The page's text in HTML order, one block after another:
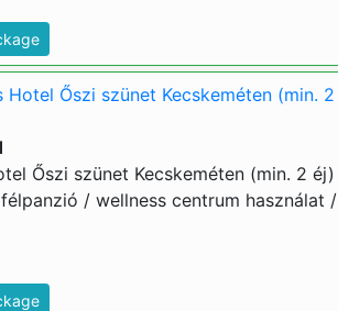
Őszi szünet Kecskeméten (min. 2
Őszi szünet Kecskeméten (min. 2 éj)
/ wellness centrum használat /